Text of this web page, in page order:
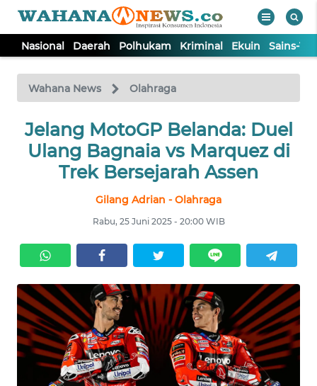
Nasional Daerah Polhukam Kriminal Ekuin Sains-
Wahana News Olahraga
Jelang MotoGP Belanda: Duel
Ulang Bagnaia vs Marquez di
Trek Bersejarah Assen
Gilang Adrian - Olahraga
Rabu, 25 Juni 2025 - 20:00 WIB
TV
Tutup
NASIONAL
DAERAH
KRIMINAL
EKUIN
SAINS-TEKNO
KESEHATAN